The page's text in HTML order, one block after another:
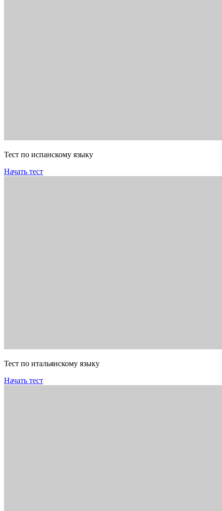
Тест по испанскому языку
Начать тест
Тест по итальянскому языку
Начать тест